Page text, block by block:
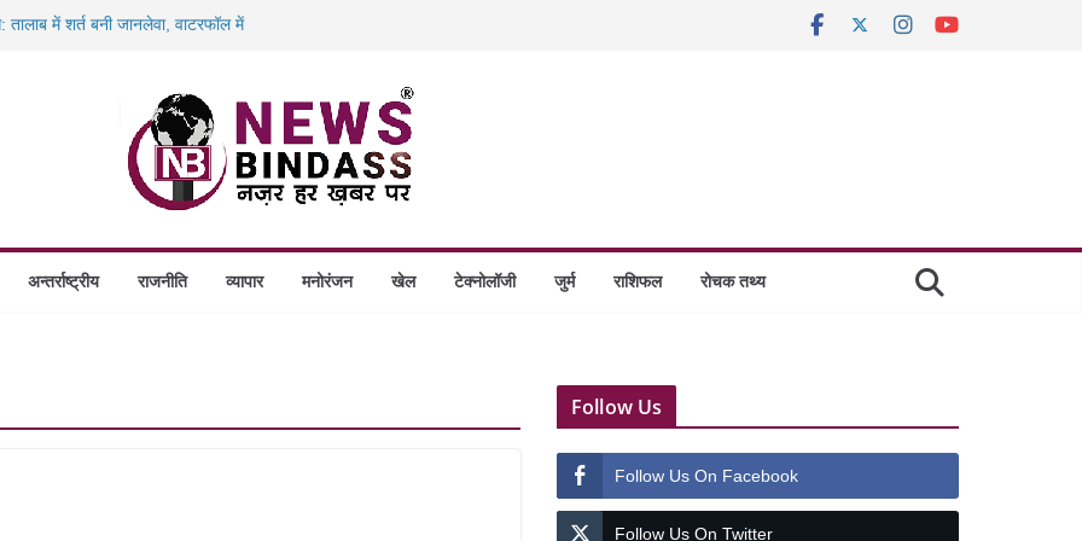
तालाब में शर्त बनी जानलेवा, वाटरफॉल में
आरोपी! आदिवासी छात्रा दुष्कर्म मामले में
चरित्र पर शक बना हत्या की वजह, प्रेमी
अन्तर्राष्ट्रीय राजनीति व्यापार मनोरंजन खेल टेक्नोलॉजी जुर्म राशिफल रोचक तथ्य
Follow Us
Follow Us On Facebook
Follow Us On Twitter